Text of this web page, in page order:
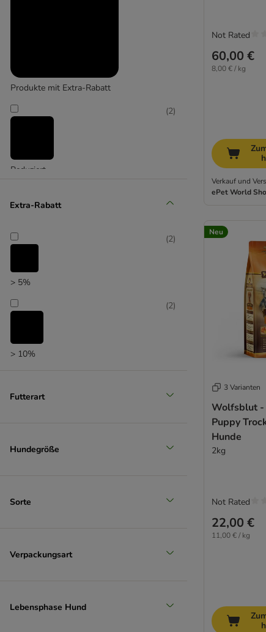
Arion
(3)
Produkte mit Extra-Rabatt
Reduziert
(2)
Extra-Rabatt
> 5%
(2)
> 10%
(2)
Futterart
Hundegröße
Sorte
Verpackungsart
Lebensphase Hund
60,00 €
8,00 € / kg
Not Rated
Verkauf und
ePet World
Neu
3 Varianten
Wolfsblut -
Puppy
Hunde
2kg
22,00 €
11,00 € / kg
Not Rated